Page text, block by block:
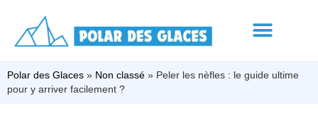
Polar des Glaces » Non classé » Peler les nèfles : le guide ultime
pour y arriver facilement ?